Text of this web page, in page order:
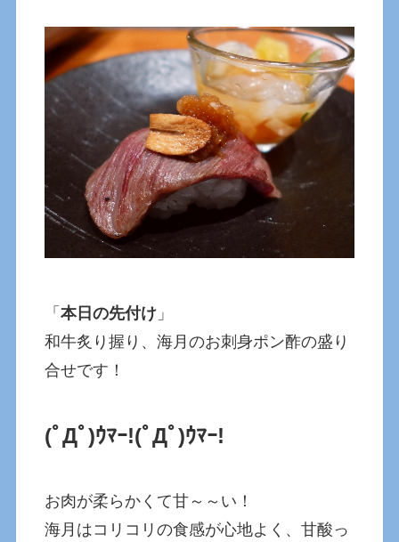
「本日の先付け 」
和牛炙り握り、海月のお刺身ポン酢の盛り
合せです！
(ﾟДﾟ)ｳﾏｰ!(ﾟДﾟ)ｳﾏｰ!
お肉が柔らかくて甘～～い！
海月はコリコリの食感が心地よく、甘酸っ